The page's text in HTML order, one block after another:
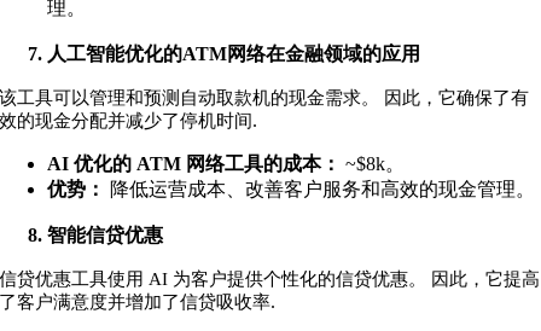
理。
人工智能优化的ATM网络在金融领域的应用
该工具可以管理和预测自动取款机的现金需求。 因此，它确保了有
效的现金分配并减少了停机时间.
AI 优化的 ATM 网络工具的成本： ~$8k。
优势： 降低运营成本、改善客户服务和高效的现金管理。
智能信贷优惠
信贷优惠工具使用 AI 为客户提供个性化的信贷优惠。 因此，它提高
了客户满意度并增加了信贷吸收率.